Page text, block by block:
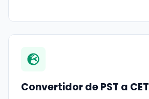
Convertidor de PST a CET